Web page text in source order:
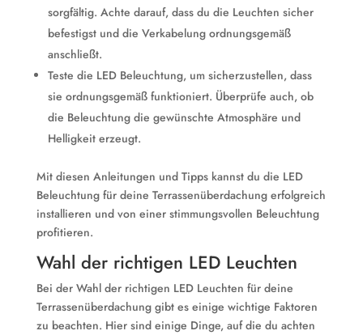
sorgfältig. Achte darauf, dass du die Leuchten sicher
befestigst und die Verkabelung ordnungsgemäß
anschließt.
Teste die LED Beleuchtung, um sicherzustellen, dass
sie ordnungsgemäß funktioniert. Überprüfe auch, ob
die Beleuchtung die gewünschte Atmosphäre und
Helligkeit erzeugt.
Mit diesen Anleitungen und Tipps kannst du die LED
Beleuchtung für deine Terrassenüberdachung erfolgreich
installieren und von einer stimmungsvollen Beleuchtung
profitieren.
Wahl der richtigen LED Leuchten
Bei der Wahl der richtigen LED Leuchten für deine
Terrassenüberdachung gibt es einige wichtige Faktoren
zu beachten. Hier sind einige Dinge, auf die du achten